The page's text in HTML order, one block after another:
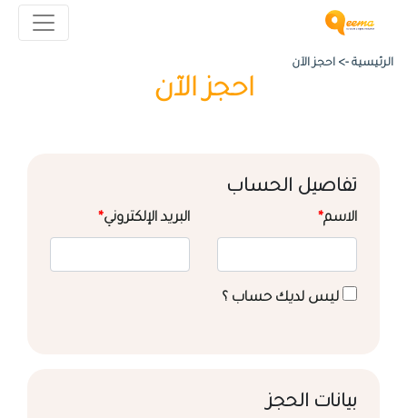
الرئيسية -> احجز الآن
احجز الآن
تفاصيل الحساب
الاسم* البريد الإلكتروني*
ليس لديك حساب ؟
بيانات الحجز